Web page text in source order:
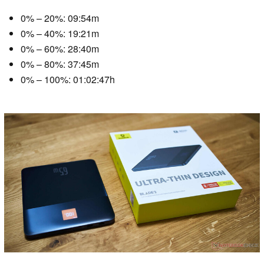
0% – 20%: 09:54m
0% – 40%: 19:21m
0% – 60%: 28:40m
0% – 80%: 37:45m
0% – 100%: 01:02:47h